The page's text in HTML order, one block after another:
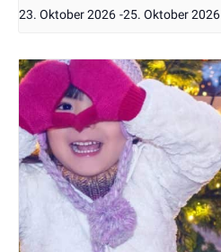
23. Oktober 2026 -25. Oktober 2026